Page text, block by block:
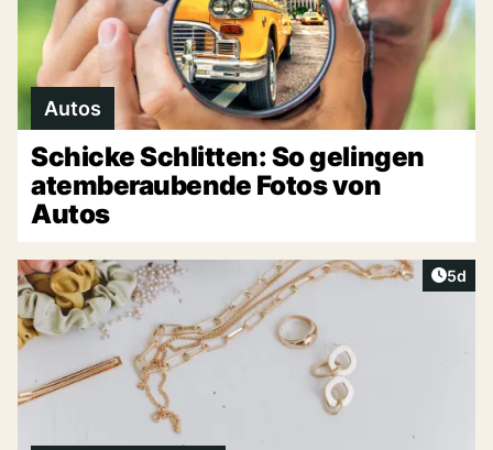
Autos
Schicke Schlitten: So gelingen
atemberaubende Fotos von
Autos
5d